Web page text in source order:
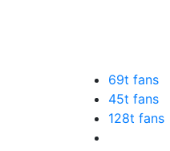
69t fans
45t fans
128t fans